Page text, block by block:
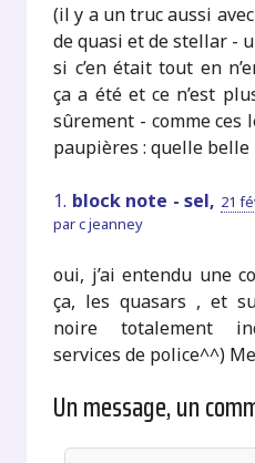
(il y a un truc aussi
de quasi et de stellar -
si c’en était tout en
ça a été et ce n’est
sûrement - comme ces
paupières : quelle belle
1. block note - sel, 21
parc jeanney
oui, j’ai entendu une
ça, les quasars , et
noire totalement
services de police^^)
Un message, un